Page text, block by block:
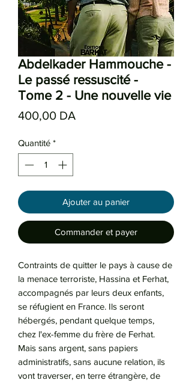
Abdelkader Hammouche -
Le passé ressuscité -
Tome 2 - Une nouvelle vie
400,00 DA
Quantité *
Ajouter au panier
Commander et payer
Contraints de quitter le pays à cause de
la menace terroriste, Hassina et Ferhat,
accompagnés par leurs deux enfants,
se réfugient en France. Ils seront
hébergés, pendant quelque temps,
chez l'ex-femme du frère de Ferhat.
Mais sans argent, sans papiers
administratifs, sans aucune relation, ils
vont traverser, en terre étrangère, de